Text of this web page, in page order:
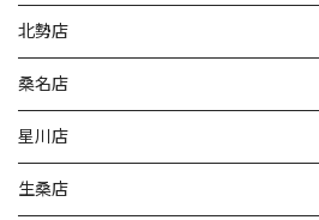
北勢店
桑名店
星川店
生桑店